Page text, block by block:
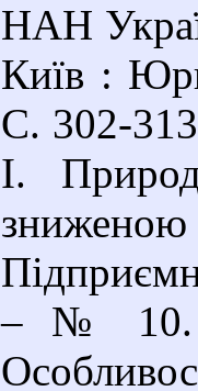
НАН
Київ :
С. 302-
І.
– № 10.